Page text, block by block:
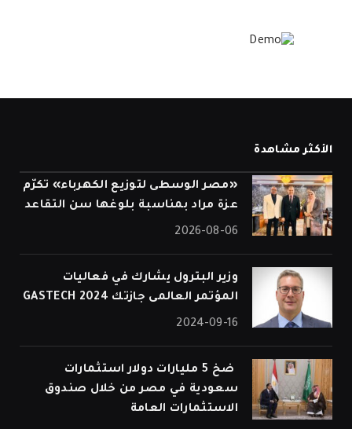
الأكثر مشاهدة
«مصر الوسطى لتوزيع الكهرباء» تكرّم
عزة مراد بمناسبة بلوغها سن التقاعد
2026-08-06
وزير البترول يشارك في فعاليات
المؤتمر العالمى جازتك 2024 GASTECH
2024-09-16
⁠ ضخ 5 مليارات دولار استثمارات
سعودية في مصر من خلال صندوق
الاستثمارات العامة